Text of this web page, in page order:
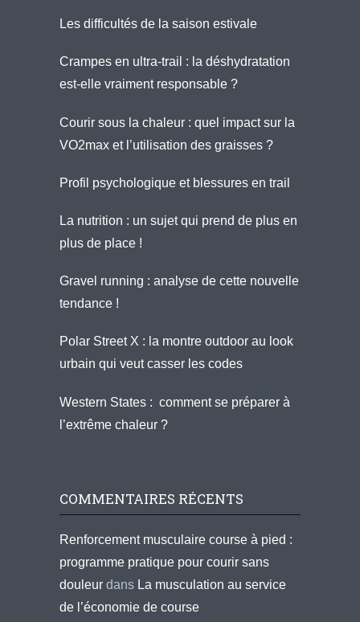
Les difficultés de la saison estivale
Crampes en ultra-trail : la déshydratation
est-elle vraiment responsable ?
Courir sous la chaleur : quel impact sur la
VO2max et l’utilisation des graisses ?
Profil psychologique et blessures en trail
La nutrition : un sujet qui prend de plus en
plus de place !
Gravel running : analyse de cette nouvelle
tendance !
Polar Street X : la montre outdoor au look
urbain qui veut casser les codes
Western States : comment se préparer à
l’extrême chaleur ?
COMMENTAIRES RÉCENTS
Renforcement musculaire course à pied :
programme pratique pour courir sans
douleur dans La musculation au service
de l’économie de course